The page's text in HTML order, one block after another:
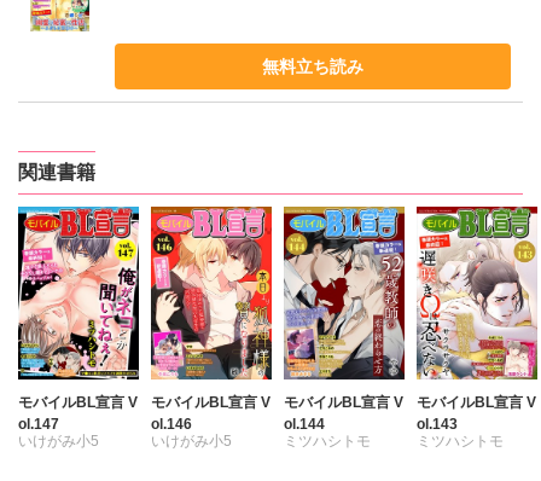
無料立ち読み
関連書籍
モバイルBL宣言 V
ol.147
いけがみ小5
モバイルBL宣言 V
ol.146
いけがみ小5
モバイルBL宣言 V
ol.144
ミツハシトモ
モバイルBL宣言 V
ol.143
ミツハシトモ